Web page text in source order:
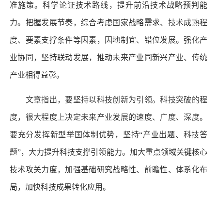
准施策。科学论证技术路线，提升前沿技术战略预判能
力。把握发展节奏，综合考虑国家战略需求、技术成熟程
度、要素支撑条件等因素，因地制宜、错位发展。强化产
业协同，坚持联动发展，推动未来产业同新兴产业、传统
产业相得益彰。
文章指出，要坚持以科技创新为引领。科技突破的程
度，很大程度上决定未来产业发展的速度、广度、深度。
要充分发挥新型举国体制优势，坚持“产业出题、科技答
题”，大力提升科技支撑引领能力。加大重点领域关键核心
技术攻关力度，加强基础研究战略性、前瞻性、体系化布
局，加快科技成果转化应用。